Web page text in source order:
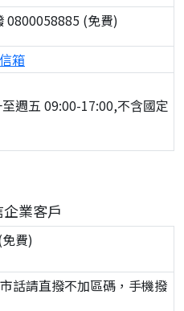
0800058885 (免費)
箱
週五 09:00-17:00,不含國定
業客戶
費)
話請直撥不加區碼，手機撥